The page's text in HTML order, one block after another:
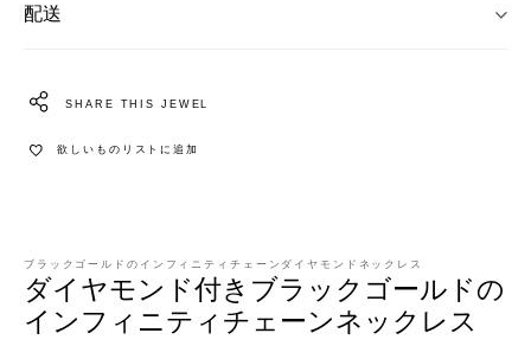
配送
SHARE THIS JEWEL
欲しいものリストに追加
ブラックゴールドのインフィニティチェーンダイヤモンドネックレス
ダイヤモンド付きブラックゴールドの
インフィニティチェーンネックレス